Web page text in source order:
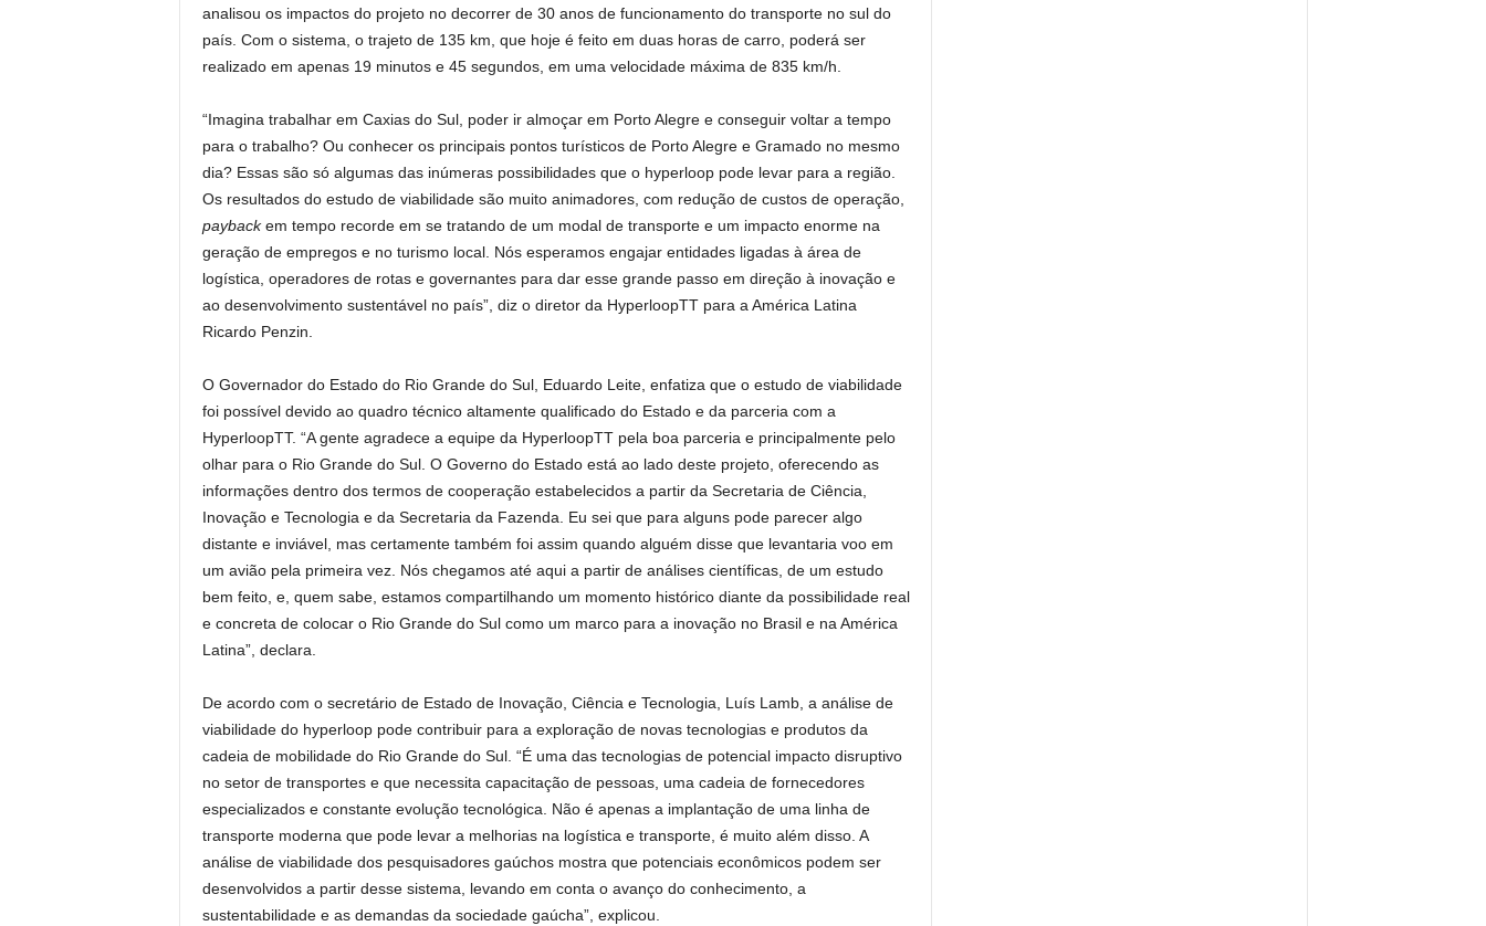
analisou os impactos do projeto no decorrer de 30 anos de funcionamento do transporte no sul do
país. Com o sistema, o trajeto de 135 km, que hoje é feito em duas horas de carro, poderá ser
realizado em apenas 19 minutos e 45 segundos, em uma velocidade máxima de 835 km/h.
“Imagina trabalhar em Caxias do Sul, poder ir almoçar em Porto Alegre e conseguir voltar a tempo
para o trabalho? Ou conhecer os principais pontos turísticos de Porto Alegre e Gramado no mesmo
dia? Essas são só algumas das inúmeras possibilidades que o hyperloop pode levar para a região.
Os resultados do estudo de viabilidade são muito animadores, com redução de custos de operação,
paybackem tempo recorde em se tratando de um modal de transporte e um impacto enorme na
geração de empregos e no turismo local. Nós esperamos engajar entidades ligadas à área de
logística, operadores de rotas e governantes para dar esse grande passo em direção à inovação e
ao desenvolvimento sustentável no país”, diz o diretor da HyperloopTT para a América Latina
Ricardo Penzin.
O Governador do Estado do Rio Grande do Sul, Eduardo Leite, enfatiza que o estudo de viabilidade
foi possível devido ao quadro técnico altamente qualificado do Estado e da parceria com a
HyperloopTT. “A gente agradece a equipe da HyperloopTT pela boa parceria e principalmente pelo
olhar para o Rio Grande do Sul. O Governo do Estado está ao lado deste projeto, oferecendo as
informações dentro dos termos de cooperação estabelecidos a partir da Secretaria de Ciência,
Inovação e Tecnologia e da Secretaria da Fazenda. Eu sei que para alguns pode parecer algo
distante e inviável, mas certamente também foi assim quando alguém disse que levantaria voo em
um avião pela primeira vez. Nós chegamos até aqui a partir de análises científicas, de um estudo
bem feito, e, quem sabe, estamos compartilhando um momento histórico diante da possibilidade real
e concreta de colocar o Rio Grande do Sul como um marco para a inovação no Brasil e na América
Latina”, declara.
De acordo com o secretário de Estado de Inovação, Ciência e Tecnologia, Luís Lamb, a análise de
viabilidade do hyperloop pode contribuir para a exploração de novas tecnologias e produtos da
cadeia de mobilidade do Rio Grande do Sul. “É uma das tecnologias de potencial impacto disruptivo
no setor de transportes e que necessita capacitação de pessoas, uma cadeia de fornecedores
especializados e constante evolução tecnológica. Não é apenas a implantação de uma linha de
transporte moderna que pode levar a melhorias na logística e transporte, é muito além disso. A
análise de viabilidade dos pesquisadores gaúchos mostra que potenciais econômicos podem ser
desenvolvidos a partir desse sistema, levando em conta o avanço do conhecimento, a
sustentabilidade e as demandas da sociedade gaúcha”, explicou.